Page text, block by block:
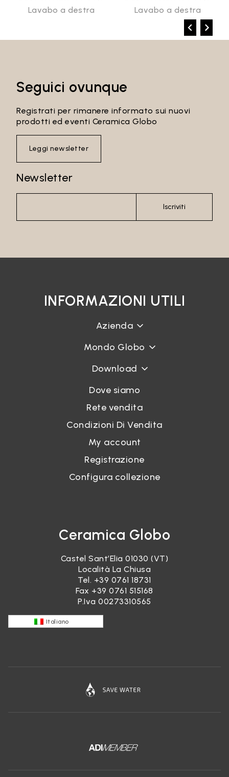
Lavabo a destra
Lavabo a destra
Seguici ovunque
Registrati per rimanere informato sui nuovi
prodotti ed eventi Ceramica Globo
Leggi newsletter
Newsletter
Iscriviti
INFORMAZIONI UTILI
Azienda
Mondo Globo
Download
Dove siamo
Rete vendita
Condizioni Di Vendita
My account
Registrazione
Configura collezione
Ceramica Globo
Castel Sant’Elia 01030 (VT)
Località La Chiusa
Tel. +39 0761 18731
Fax +39 0761 515168
P.Iva 00273310565
Italiano